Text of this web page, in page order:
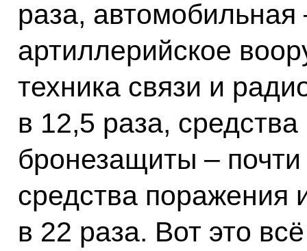
раза, автомобильная
артиллерийское
техника связи и
в 12,5 раза,
бронезащиты –
средства поражения
в 22 раза. Вот это